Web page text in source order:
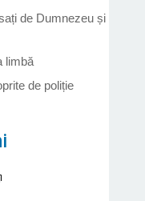
de Dumnezeu și
limbă
de poliție